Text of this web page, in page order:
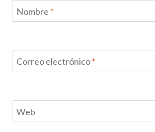
Nombre *
Correo electrónico*
Web